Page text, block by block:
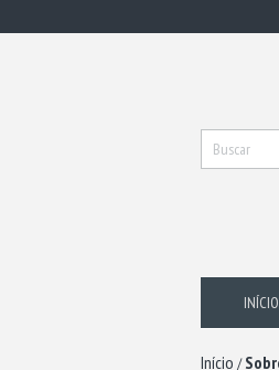
INÍCIO
Início /